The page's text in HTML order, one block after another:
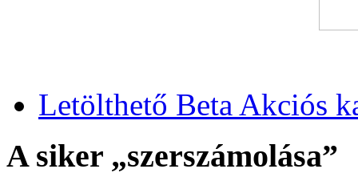
Letölthető Beta Akciós
A siker „szerszámolása”